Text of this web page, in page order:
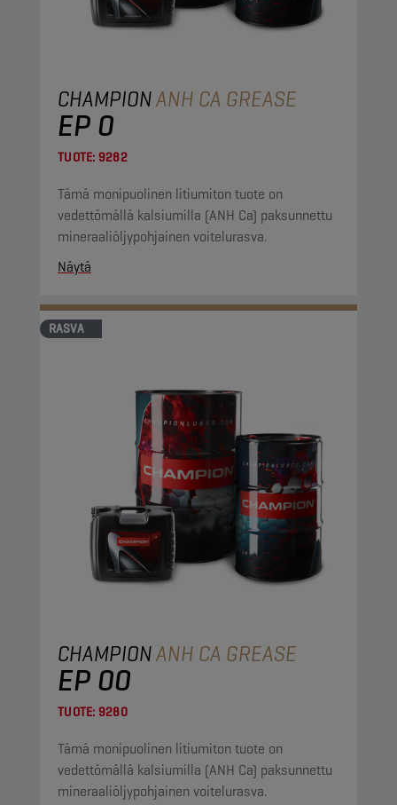
CHAMPIONANH CA GREASE
EP 0
TUOTE: 9282
Tämä monipuolinen litiumiton tuote on
vedettömällä kalsiumilla (ANH Ca) paksunnettu
mineraaliöljypohjainen voitelurasva.
Näytä
RASVA
CHAMPIONANH CA GREASE
EP 00
TUOTE: 9280
Tämä monipuolinen litiumiton tuote on
vedettömällä kalsiumilla (ANH Ca) paksunnettu
mineraaliöljypohjainen voitelurasva.